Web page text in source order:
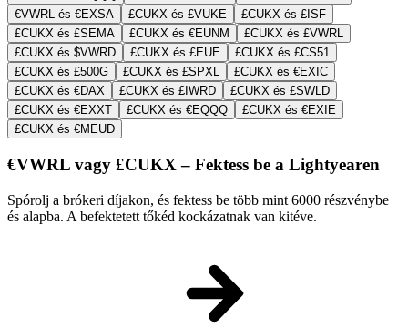
€VWRL és €EXSA
£CUKX és £VUKE
£CUKX és £ISF
£CUKX és £SEMA
£CUKX és €EUNM
£CUKX és £VWRL
£CUKX és $VWRD
£CUKX és £EUE
£CUKX és £CS51
£CUKX és £500G
£CUKX és £SPXL
£CUKX és €EXIC
£CUKX és €DAX
£CUKX és £IWRD
£CUKX és £SWLD
£CUKX és €EXXT
£CUKX és €EQQQ
£CUKX és €EXIE
£CUKX és €MEUD
€VWRL vagy £CUKX – Fektess be a Lightyearen
Spórolj a brókeri díjakon, és fektess be több mint 6000 részvénybe
és alapba. A befektetett tőkéd kockázatnak van kitéve.